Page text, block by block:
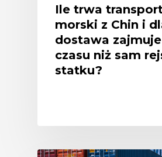
Ile trwa
morski z Chin i
dostawa
czasu niż sam
statku?